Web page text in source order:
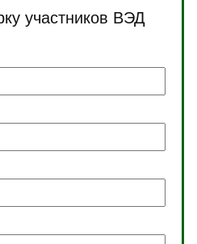
участников ВЭД